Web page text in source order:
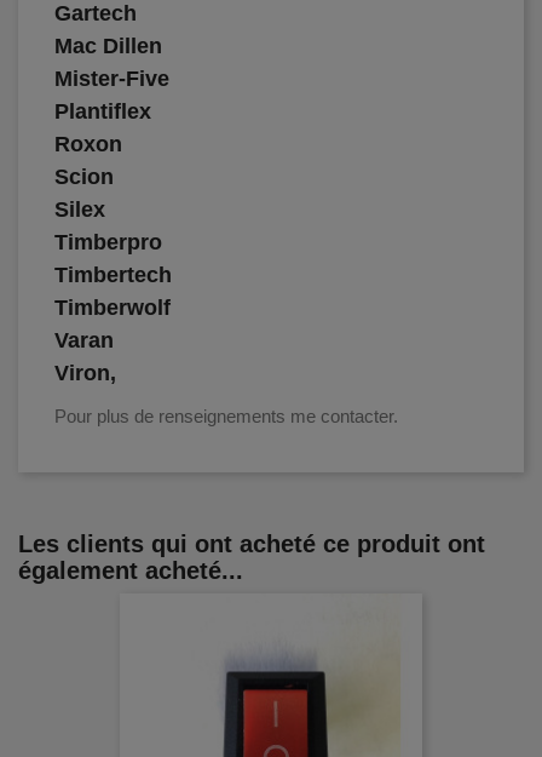
Gartech
Mac Dillen
Mister-Five
Plantiflex
Roxon
Scion
Silex
Timberpro
Timbertech
Timberwolf
Varan
Viron,
Pour plus de renseignements me contacter.
Les clients qui ont acheté ce produit ont
également acheté...